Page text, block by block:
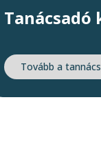
Tanácsadó
Tovább a